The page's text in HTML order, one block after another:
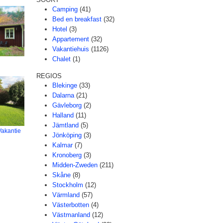
Camping (41)
Bed en breakfast (32)
Hotel (3)
Appartement (32)
Vakantiehuis (1126)
Chalet (1)
REGIOS
Blekinge (33)
Dalarna (21)
Gävleborg (2)
Halland (11)
Jämtland (5)
Jönköping (3)
Kalmar (7)
Kronoberg (3)
Midden-Zweden (211)
Skåne (8)
Stockholm (12)
Värmland (57)
Västerbotten (4)
Västmanland (12)